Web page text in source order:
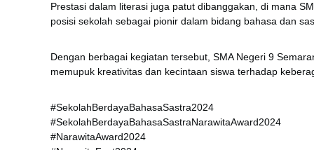
Prestasi dalam literasi juga patut dibanggakan, di mana
posisi sekolah sebagai pionir dalam bidang bahasa dan
Dengan berbagai kegiatan tersebut, SMA Negeri 9
memupuk kreativitas dan kecintaan siswa terhadap
#SekolahBerdayaBahasaSastra2024
#SekolahBerdayaBahasaSastraNarawitaAward2024
#NarawitaAward2024